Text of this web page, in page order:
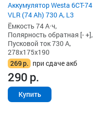
Аккумулятор Westa 6СТ-74
VLR (74 Ah) 730 А, L3
Ёмкость 74 А·ч,
Полярность обратная [- +],
Пусковой ток 730 А,
278x175x190
269р. при сдаче акб
290р.
Купить